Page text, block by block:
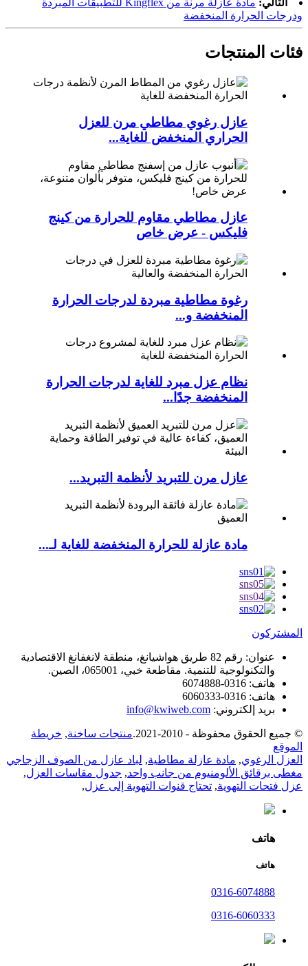
التالي:
مادة عازلة مرنة من Kingflex للتطبيقات المبردة
ودرجات الحرارة المنخفضة
فئات المنتجات
عازل رغوي مطاطي مرن للعزل
الحراري المنخفض للغاية...
عازل مطاطي مقاوم للحرارة من كينج
فليكس - عرض خاص
رغوة مطاطية مبردة لدرجات الحرارة
المنخفضة و...
نظام عزل مبرد للغاية لدرجات الحرارة
المنخفضة جدًا...
عازل مرن للتبريد لأنظمة التبريد...
مادة عازلة للحرارة المنخفضة للغاية لـ...
المشتركون
عنوان:
رقم 82 طريق هواشيانغ، منطقة لانغفانغ الاقتصادية
والتكنولوجية للتنمية. مقاطعة خبي، 065001، الصين.
هاتف: 0316-6074888
هاتف: 0316-6060333
بريد إلكتروني: info@kwiweb.com
© جميع الحقوق محفوظة - 2010-2021. منتجات ساخنة, خريطة
الموقع
العزل الرغوي, مادة عازلة مطاطية, لباد عازل من الصوف الزجاجي
مغطى برقائق الألومنيوم من جانب واحد, جدول مقاسات العزل,
عزل فتحات التهوية, تحتاج قنوات التهوية إلى عزل,
هاتف
هاتف
0316-6074888
0316-6060333